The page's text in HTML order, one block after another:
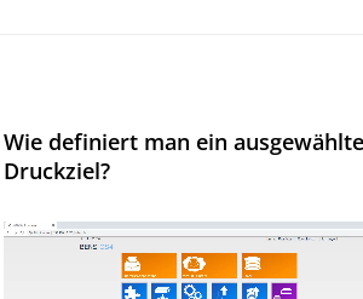
Wie definiert man ein
Druckziel?